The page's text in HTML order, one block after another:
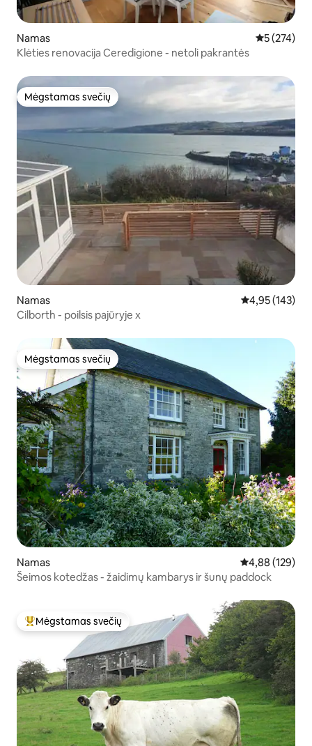
Namas Vidutinis
5 (274)
Klėties renovacija Ceredigione - netoli pakrantės
Mėgstamas svečių
Mėgstamas svečių
Namas Vidutinis
4,95 (143)
Cilborth - poilsis pajūryje x
Mėgstamas svečių
Mėgstamas svečių
Namas Vidutinis
4,88 (129)
Šeimos kotedžas - žaidimų kambarys ir šunų paddock
Svečių mėgstamiausias
Mėgstamas svečių